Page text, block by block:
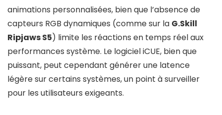
animations personnalisées, bien que l’absence de
capteurs RGB dynamiques (comme sur la G.Skill
Ripjaws S5) limite les réactions en temps réel aux
performances système. Le logiciel iCUE, bien que
puissant, peut cependant générer une latence
légère sur certains systèmes, un point à surveiller
pour les utilisateurs exigeants.